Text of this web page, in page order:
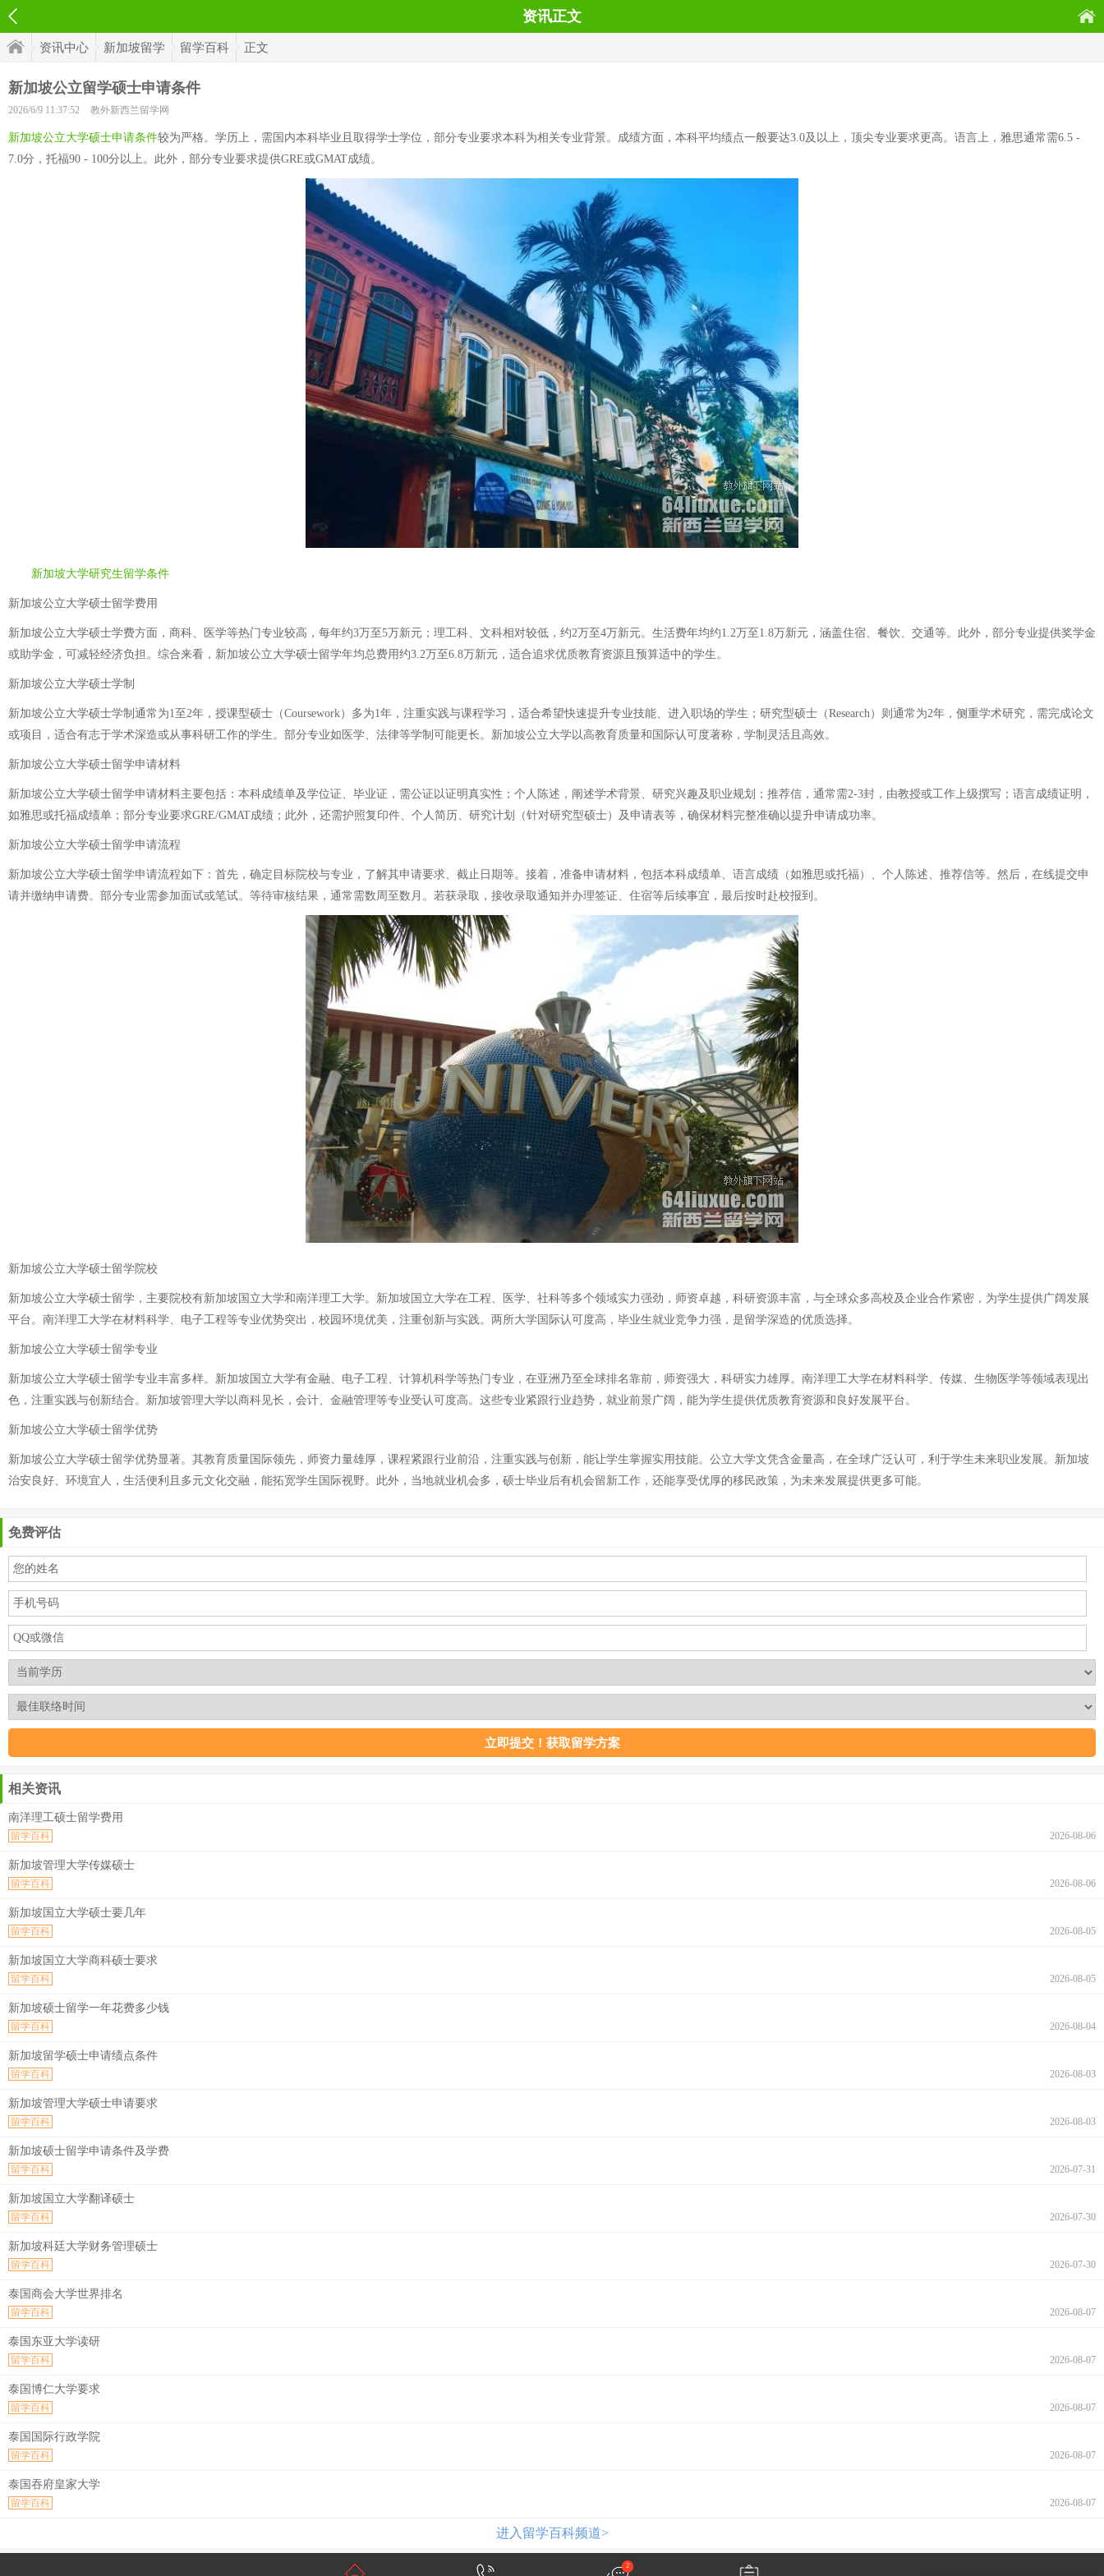
资讯正文
资讯中心 新加坡留学 留学百科 正文
新加坡公立留学硕士申请条件
2026/6/9 11:37:52 教外新西兰留学网
新加坡公立大学硕士申请条件较为严格。学历上，需国内本科毕业且取得学士学位，部分专业要求本科为相关专业背景。成绩方面，本科平均绩点一般要达3.0及以上，顶尖专业要求更高。语言上，雅思通常需6.5 -
7.0分，托福90 - 100分以上。此外，部分专业要求提供GRE或GMAT成绩。
新加坡大学研究生留学条件
新加坡公立大学硕士留学费用
新加坡公立大学硕士学费方面，商科、医学等热门专业较高，每年约3万至5万新元；理工科、文科相对较低，约2万至4万新元。生活费年均约1.2万至1.8万新元，涵盖住宿、餐饮、交通等。此外，部分专业提供奖学金
或助学金，可减轻经济负担。综合来看，新加坡公立大学硕士留学年均总费用约3.2万至6.8万新元，适合追求优质教育资源且预算适中的学生。
新加坡公立大学硕士学制
新加坡公立大学硕士学制通常为1至2年，授课型硕士（Coursework）多为1年，注重实践与课程学习，适合希望快速提升专业技能、进入职场的学生；研究型硕士（Research）则通常为2年，侧重学术研究，需完成论文
或项目，适合有志于学术深造或从事科研工作的学生。部分专业如医学、法律等学制可能更长。新加坡公立大学以高教育质量和国际认可度著称，学制灵活且高效。
新加坡公立大学硕士留学申请材料
新加坡公立大学硕士留学申请材料主要包括：本科成绩单及学位证、毕业证，需公证以证明真实性；个人陈述，阐述学术背景、研究兴趣及职业规划；推荐信，通常需2-3封，由教授或工作上级撰写；语言成绩证明，
如雅思或托福成绩单；部分专业要求GRE/GMAT成绩；此外，还需护照复印件、个人简历、研究计划（针对研究型硕士）及申请表等，确保材料完整准确以提升申请成功率。
新加坡公立大学硕士留学申请流程
新加坡公立大学硕士留学申请流程如下：首先，确定目标院校与专业，了解其申请要求、截止日期等。接着，准备申请材料，包括本科成绩单、语言成绩（如雅思或托福）、个人陈述、推荐信等。然后，在线提交申
请并缴纳申请费。部分专业需参加面试或笔试。等待审核结果，通常需数周至数月。若获录取，接收录取通知并办理签证、住宿等后续事宜，最后按时赴校报到。
新加坡公立大学硕士留学院校
新加坡公立大学硕士留学，主要院校有新加坡国立大学和南洋理工大学。新加坡国立大学在工程、医学、社科等多个领域实力强劲，师资卓越，科研资源丰富，与全球众多高校及企业合作紧密，为学生提供广阔发展
平台。南洋理工大学在材料科学、电子工程等专业优势突出，校园环境优美，注重创新与实践。两所大学国际认可度高，毕业生就业竞争力强，是留学深造的优质选择。
新加坡公立大学硕士留学专业
新加坡公立大学硕士留学专业丰富多样。新加坡国立大学有金融、电子工程、计算机科学等热门专业，在亚洲乃至全球排名靠前，师资强大，科研实力雄厚。南洋理工大学在材料科学、传媒、生物医学等领域表现出
色，注重实践与创新结合。新加坡管理大学以商科见长，会计、金融管理等专业受认可度高。这些专业紧跟行业趋势，就业前景广阔，能为学生提供优质教育资源和良好发展平台。
新加坡公立大学硕士留学优势
新加坡公立大学硕士留学优势显著。其教育质量国际领先，师资力量雄厚，课程紧跟行业前沿，注重实践与创新，能让学生掌握实用技能。公立大学文凭含金量高，在全球广泛认可，利于学生未来职业发展。新加坡
治安良好、环境宜人，生活便利且多元文化交融，能拓宽学生国际视野。此外，当地就业机会多，硕士毕业后有机会留新工作，还能享受优厚的移民政策，为未来发展提供更多可能。
免费评估
相关资讯
南洋理工硕士留学费用
2026-08-06
留学百科
新加坡管理大学传媒硕士
2026-08-06
留学百科
新加坡国立大学硕士要几年
2026-08-05
留学百科
新加坡国立大学商科硕士要求
2026-08-05
留学百科
新加坡硕士留学一年花费多少钱
2026-08-04
留学百科
新加坡留学硕士申请绩点条件
2026-08-03
留学百科
新加坡管理大学硕士申请要求
2026-08-03
留学百科
新加坡硕士留学申请条件及学费
2026-07-31
留学百科
新加坡国立大学翻译硕士
2026-07-30
留学百科
新加坡科廷大学财务管理硕士
2026-07-30
留学百科
泰国商会大学世界排名
2026-08-07
留学百科
泰国东亚大学读研
2026-08-07
留学百科
泰国博仁大学要求
2026-08-07
留学百科
泰国国际行政学院
2026-08-07
留学百科
泰国吞府皇家大学
2026-08-07
留学百科
进入留学百科频道>
2